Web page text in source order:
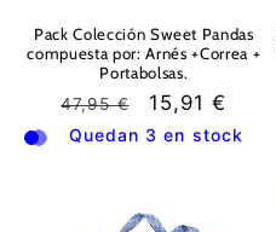
Pack Colección Sweet Pandas
compuesta por: Arnés +Correa +
Portabolsas.
Precio
habitual
47,95 €
Precio
de
15,91 €
Quedan 3 en stock